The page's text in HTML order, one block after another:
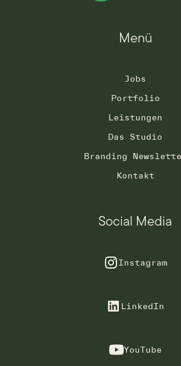
Menü
Jobs
Portfolio
Leistungen
Das Studio
Branding
Kontakt
Social Media
Instagram
LinkedIn
YouTube